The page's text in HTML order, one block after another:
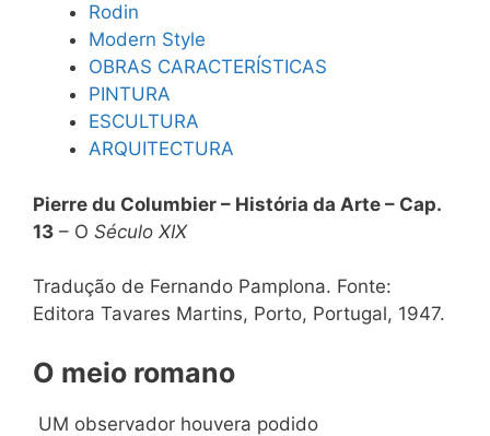
Rodin
Modern Style
OBRAS CARACTERÍSTICAS
PINTURA
ESCULTURA
ARQUITECTURA
Pierre du Columbier – História da Arte – Cap.
13 – O Século XIX
Tradução de Fernando Pamplona. Fonte:
Editora Tavares Martins, Porto, Portugal, 1947.
O meio romano
UM observador houvera podido